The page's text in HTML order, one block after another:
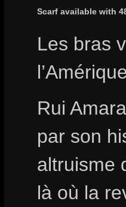
Scarf available with
Les bras
Rui
par son
altruisme
là où la